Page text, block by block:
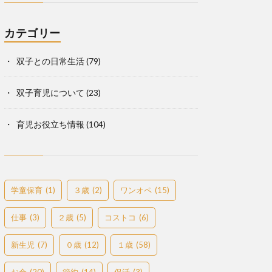
カテゴリー
双子との日常生活(79)
双子育児について (23)
育児お役立ち情報 (104)
学童保育 (1) ３歳 (2) ワンオペ (15)
仕事 (3) ２歳 (5) コストコ (6)
新生児 (7) ０歳 (12) １歳 (58)